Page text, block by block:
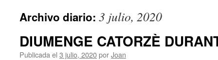
Archivo diario: 3 julio, 2020
DIUMENGE CATORZÈ
Publicada el 3 julio, 2020porJoan